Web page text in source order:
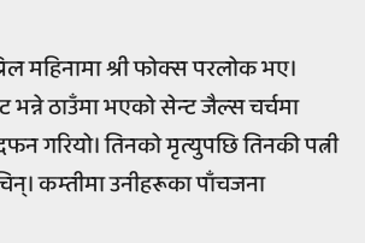
महिनामा श्री फोक्स परलोक भए।
ठाउँमा भएको सेन्ट जैल्स चर्चमा
गरियो। तिनको मृत्युपछि तिनकी पत्नी
कम्तीमा उनीहरूका पाँचजना